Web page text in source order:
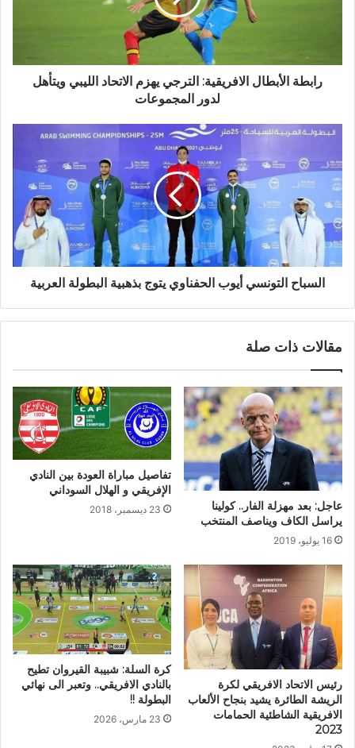
رابطة الأبطال الافريقية: الترجي يهزم الاتحاد الليبي ويتأهل
لدور المجموعات
السباح التونسي أيوب الحفناوي يتوج بذهبية البطولة العربية
مقالات ذات صلة
عاجل: بعد مهزلة الفار.. كولينا
يراسل الكاف ويناصف المنتخب
16 يوليو، 2019
تفاصيل مباراة العودة بين النادي
الإفريقي و الهلال السوداني
23 ديسمبر، 2018
رئيس الاتحاد الافريقي لكرة
الريشة الطائرة يشيد بنجاح الألعاب
الافريقية الشاطئية الحمامات
2023
كرة السلة: شبيبة القيروان تطيح
بالنادي الافريقي.. وتعبر الى نهائي
البطولة !!
23 مارس، 2026